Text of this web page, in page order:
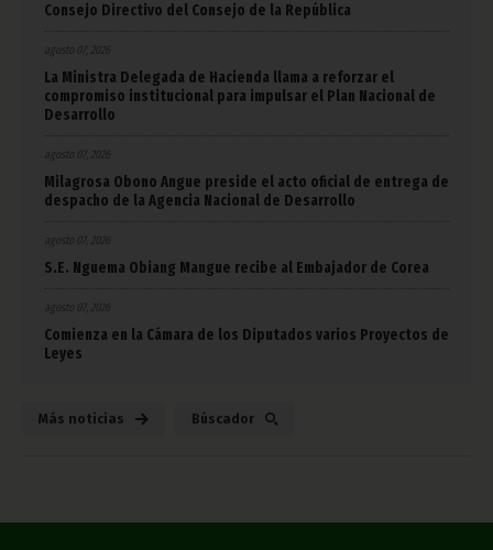
Consejo Directivo del Consejo de la República
agosto 07, 2026
La Ministra Delegada de Hacienda llama a reforzar el
compromiso institucional para impulsar el Plan Nacional de
Desarrollo
agosto 07, 2026
Milagrosa Obono Angue preside el acto oficial de entrega de
despacho de la Agencia Nacional de Desarrollo
agosto 07, 2026
S.E. Nguema Obiang Mangue recibe al Embajador de Corea
agosto 07, 2026
Comienza en la Cámara de los Diputados varios Proyectos de
Leyes
Más noticias Búscador